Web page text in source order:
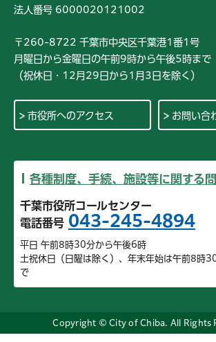
法人番号 6000020121002
〒260-8722 千葉市中央区千葉港1番1号
月曜日から金曜日の午前9時から午後5時まで
（祝休日・12月29日から1月3日を除く）
市役所へのアクセス お問い合
各種制度、手続、施設等に関する
千葉市役所コールセンター
電話番号 043-245-4894
平日 午前8時30分から午後6時
土祝休日（日曜は除く）、年末年始は午前8時
で
Copyright © City of Chiba. All Rights